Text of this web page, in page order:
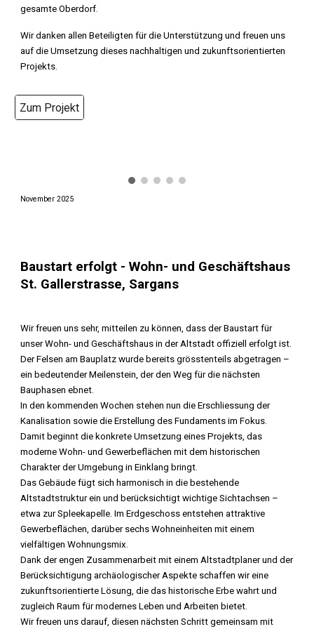
gesamte Oberdorf.
Wir danken allen Beteiligten für die Unterstützung und freuen uns
auf die Umsetzung dieses nachhaltigen und zukunftsorientierten
Projekts.
Zum Projekt
November2025
Baustart erfolgt -Wohn- und Geschäftshaus
St. Gallerstrasse, Sargans
Wir freuen uns sehr, mitteilen zu können, dass der Baustart für
unser Wohn- und Geschäftshaus in der Altstadt offiziell erfolgt ist.
Der Felsen am Bauplatz wurde bereits grösstenteils abgetragen –
ein bedeutender Meilenstein, der den Weg für die nächsten
Bauphasen ebnet.
In den kommenden Wochen stehen nun die Erschliessung der
Kanalisation sowie die Erstellung des Fundaments im Fokus.
Damit beginnt die konkrete Umsetzung eines Projekts, das
moderne Wohn- und Gewerbeflächen mit dem historischen
Charakter der Umgebung in Einklang bringt.
Das Gebäude fügt sich harmonisch in die bestehende
Altstadtstruktur ein und berücksichtigt wichtige Sichtachsen –
etwa zur Spleekapelle. Im Erdgeschoss entstehen attraktive
Gewerbeflächen, darüber sechs Wohneinheiten mit einem
vielfältigen Wohnungsmix.
Dank der engen Zusammenarbeit mit einem Altstadtplaner und der
Berücksichtigung archäologischer Aspekte schaffen wir eine
zukunftsorientierte Lösung, die das historische Erbe wahrt und
zugleich Raum für modernes Leben und Arbeiten bietet.
Wir freuen uns darauf, diesen nächsten Schritt gemeinsam mit